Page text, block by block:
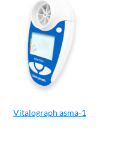
Vitalograph asma-1